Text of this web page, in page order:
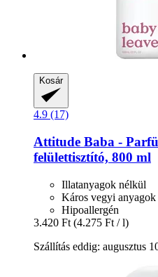
Kosár
4.9 (17)
Attitude Baba -​
felülettisztító, 800 ml
Illatanyagok nélkül
Káros vegyi
Hipoallergén
3.420 Ft (4.275 Ft / l)
Szállítás eddig: augusztus